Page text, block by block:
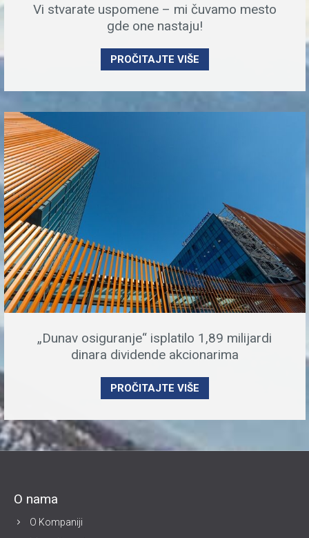
Vi stvarate uspomene – mi čuvamo mesto
gde one nastaju!
PROČITAJTE VIŠE
„Dunav osiguranje“ isplatilo 1,89 milijardi
dinara dividende akcionarima
PROČITAJTE VIŠE
O nama
O Kompaniji